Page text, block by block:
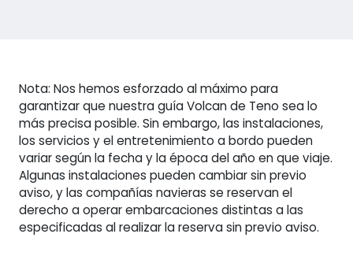
Nota: Nos hemos esforzado al máximo para
garantizar que nuestra guía Volcan de Teno sea lo
más precisa posible. Sin embargo, las instalaciones,
los servicios y el entretenimiento a bordo pueden
variar según la fecha y la época del año en que viaje.
Algunas instalaciones pueden cambiar sin previo
aviso, y las compañías navieras se reservan el
derecho a operar embarcaciones distintas a las
especificadas al realizar la reserva sin previo aviso.